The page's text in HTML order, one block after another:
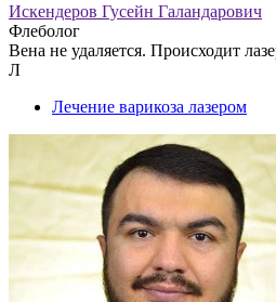
Искендеров Гусейн Галандарович
Флеболог
Вена не удаляется. Происходит
Л
Лечение варикоза лазером